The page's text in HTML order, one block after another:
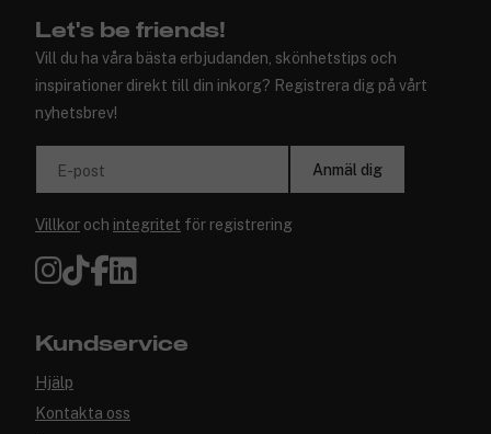
Let's be friends!
Vill du ha våra bästa erbjudanden, skönhetstips och
inspirationer direkt till din inkorg? Registrera dig på vårt
nyhetsbrev!
E-post Anmäl dig
Villkor och integritet för registrering
Kundservice
Hjälp
Kontakta oss